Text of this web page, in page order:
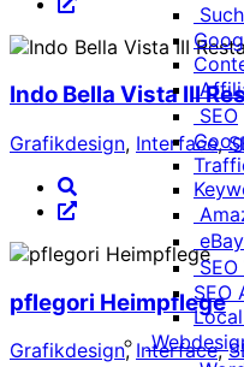
SEO
SEO
SEO
Indo Bella Vista III
Grafikdesign, Interface,
pflegori Heimpflege
Grafikdesign, Interface,